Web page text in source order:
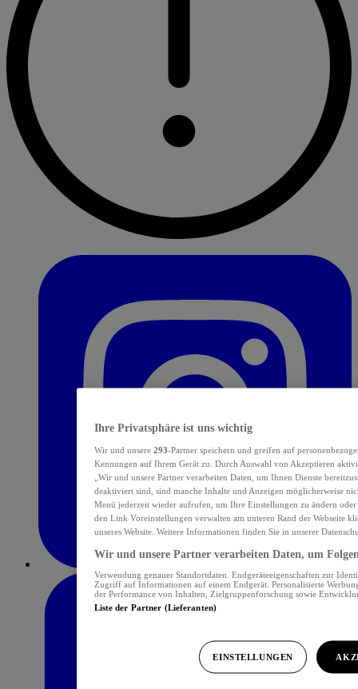
Ihre Privatsphäre ist uns wichtig
Wir und unsere 293-Partner speichern und greifen auf
Kennungen auf Ihrem Gerät zu. Durch Auswahl von Akzeptieren
„Wir und unsere Partner verarbeiten Daten, um Ihnen Dienste
deaktiviert sind, sind manche Inhalte und Anzeigen möglicherweise
Menü jederzeit wieder aufrufen, um Ihre Einstellungen zu ändern
den Link Voreinstellungen verwalten am unteren Rand der Webseite
unseres Website. Weitere Informationen finden Sie in unserer
Wir und unsere Partner verarbeiten Daten, um
Verwendung genauer Standortdaten. Endgeräteeigenschaften zur
Zugriff auf Informationen auf einem Endgerät. Personalisierte
der Performance von Inhalten, Zielgruppenforschung sowie
Liste der Partner (Lieferanten)
EINSTELLUNGEN